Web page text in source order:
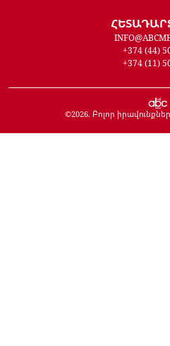
+374 (44)
+374 (11)
©2026. Բոլոր